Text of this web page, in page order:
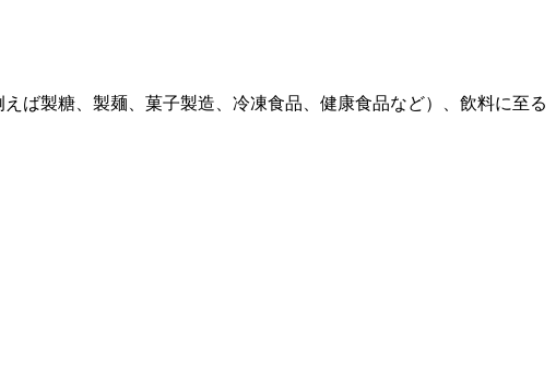
ば製糖、製麺、菓子製造、冷凍食品、健康食品など）、飲料に至る